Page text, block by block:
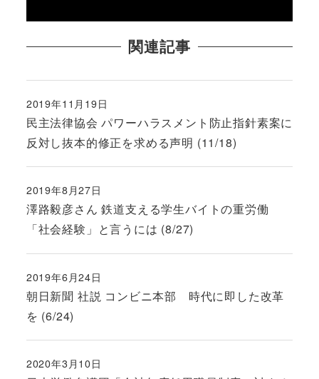
関連記事
民主法律協会 パワーハラスメント防止指針素案に
反対し抜本的修正を求める声明 (11/18)
投稿日
2019年11月19日
澤路毅彦さん 鉄道支える学生バイトの重労働
「社会経験」と言うには (8/27)
投稿日
2019年8月27日
朝日新聞 社説 コンビニ本部 時代に即した改革
を (6/24)
投稿日
2019年6月24日
投稿日
2020年3月10日